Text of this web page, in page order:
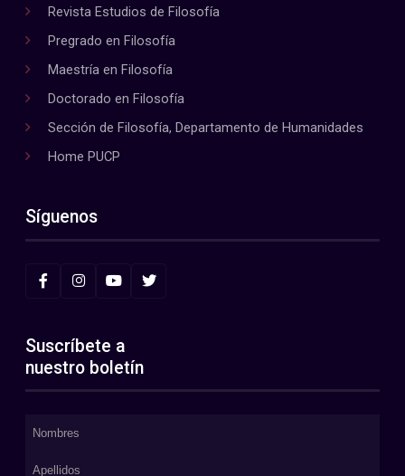
Revista Estudios de Filosofía
Pregrado en Filosofía
Maestría en Filosofía
Doctorado en Filosofía
Sección de Filosofía, Departamento de Humanidades
Home PUCP
Síguenos
Suscríbete a
nuestro boletín